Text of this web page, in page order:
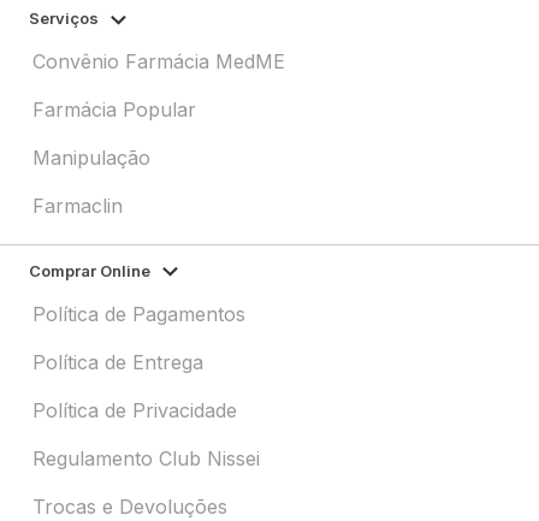
Serviços
Convênio Farmácia MedME
Farmácia Popular
Manipulação
Farmaclin
Comprar Online
Política de Pagamentos
Política de Entrega
Política de Privacidade
Regulamento Club Nissei
Trocas e Devoluções